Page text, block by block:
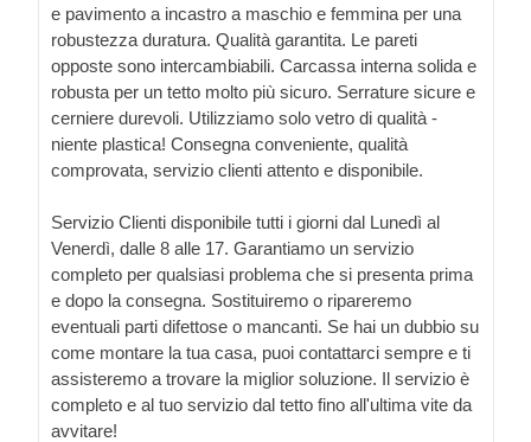
e pavimento a incastro a maschio e femmina per una
robustezza duratura. Qualità garantita. Le pareti
opposte sono intercambiabili. Carcassa interna solida e
robusta per un tetto molto più sicuro. Serrature sicure e
cerniere durevoli. Utilizziamo solo vetro di qualità -
niente plastica! Consegna conveniente, qualità
comprovata, servizio clienti attento e disponibile.
Servizio Clienti disponibile tutti i giorni dal Lunedì al
Venerdì, dalle 8 alle 17. Garantiamo un servizio
completo per qualsiasi problema che si presenta prima
e dopo la consegna. Sostituiremo o ripareremo
eventuali parti difettose o mancanti. Se hai un dubbio su
come montare la tua casa, puoi contattarci sempre e ti
assisteremo a trovare la miglior soluzione. Il servizio è
completo e al tuo servizio dal tetto fino all'ultima vite da
avvitare!